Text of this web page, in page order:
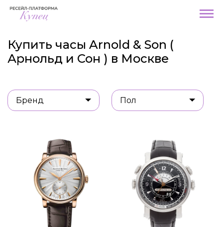
Купить часы Arnold & Son (
Арнольд и Сон ) в Москве
Бренд Пол